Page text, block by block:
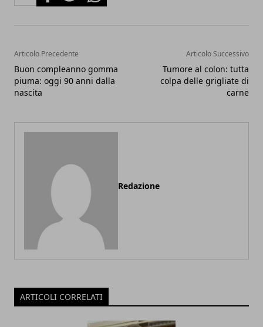
Articolo Precedente
Buon compleanno gomma
piuma: oggi 90 anni dalla
nascita
Articolo Successivo
Tumore al colon: tutta
colpa delle grigliate di
carne
Redazione
ARTICOLI CORRELATI